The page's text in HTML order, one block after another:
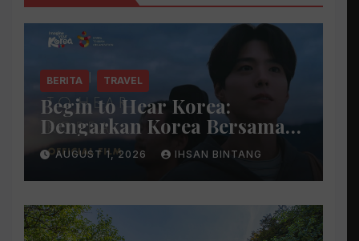
BERITA TRAVEL
Begin to Hear Korea:
Dengarkan Korea Bersama
Park Bo Gum
AUGUST 1, 2026 IHSAN BINTANG